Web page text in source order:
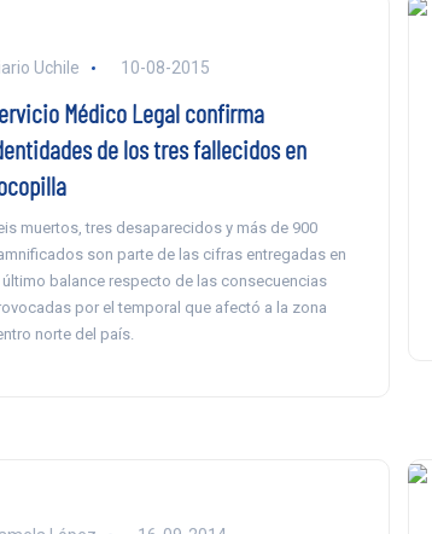
Uchile 10-08-2015
Médico Legal confirma
de los tres fallecidos en
muertos, tres desaparecidos y más de 900
son parte de las cifras entregadas en
último balance respecto de las consecuencias
por el temporal que afectó a la zona
norte del país.